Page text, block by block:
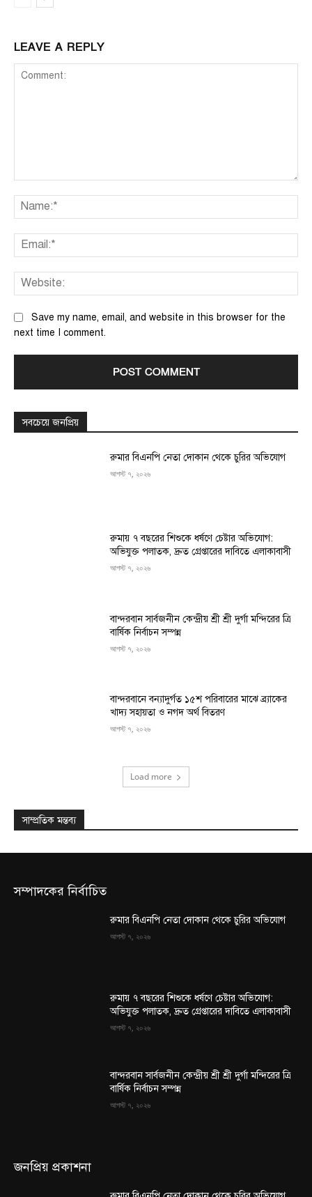
LEAVE A REPLY
Save my name, email, and website in this browser for the
next time I comment.
সবচেয়ে জনপ্রিয়
রুমার বিএনপি নেতা দোকান থেকে চুরির অভিযোগ
আগস্ট ৭, ২০২৬
রুমায় ৭ বছরের শিশুকে ধর্ষণে চেষ্টার অভিযোগ:
অভিযুক্ত পলাতক, দ্রুত গ্রেপ্তারের দাবিতে এলাকাবাসী
আগস্ট ৭, ২০২৬
বান্দরবান সার্বজনীন কেন্দ্রীয় শ্রী শ্রী দুর্গা মন্দিরের ত্রি
বার্ষিক নির্বাচন সম্পন্ন
আগস্ট ৭, ২০২৬
বান্দরবানে বন্যাদুর্গত ১৫শ পরিবারের মাঝে ব্র্যাকের
খাদ্য সহায়তা ও নগদ অর্থ বিতরণ
আগস্ট ৭, ২০২৬
Load more
সাম্প্রতিক মন্তব্য
সম্পাদকের নির্বাচিত
রুমার বিএনপি নেতা দোকান থেকে চুরির অভিযোগ
আগস্ট ৭, ২০২৬
রুমায় ৭ বছরের শিশুকে ধর্ষণে চেষ্টার অভিযোগ:
অভিযুক্ত পলাতক, দ্রুত গ্রেপ্তারের দাবিতে এলাকাবাসী
আগস্ট ৭, ২০২৬
বান্দরবান সার্বজনীন কেন্দ্রীয় শ্রী শ্রী দুর্গা মন্দিরের ত্রি
বার্ষিক নির্বাচন সম্পন্ন
আগস্ট ৭, ২০২৬
জনপ্রিয় প্রকাশনা